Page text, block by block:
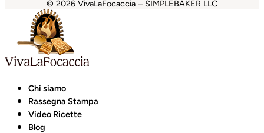
© 2026 VivaLaFocaccia – SIMPLEBAKER LLC
grandpashabet
Chi siamo
Rassegna Stampa
Video Ricette
Blog